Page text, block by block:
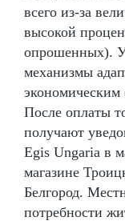
всего из-за
высокой
опрошенных). У
механизмы
экономическим
После оплаты
получают
Egis Ungaria в
магазине
Белгород.
потребности